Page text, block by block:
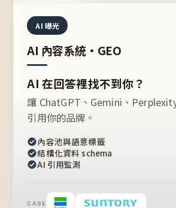
AI 曝光
AI 內容系統・GEO
AI 在回答裡找不到你？
讓 ChatGPT、Gemini、
引用你的品牌。
內容池與語意標籤
結構化資料 schema
AI 引用監測
CASE